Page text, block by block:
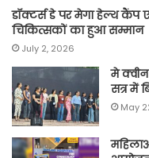
डॉक्टर्स डे पर मेगा हेल्थ कैंप
चिकित्सकों का हुआ सम्मान
July 2, 2026
मे क्वीन
सत्र में
May